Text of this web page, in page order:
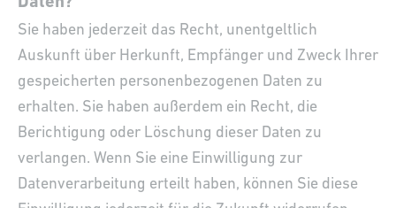
Sie haben jederzeit das Recht, unentgeltlich
Auskunft über Herkunft, Empfänger und Zweck Ihrer
gespeicherten personenbezogenen Daten zu
erhalten. Sie haben außerdem ein Recht, die
Berichtigung oder Löschung dieser Daten zu
verlangen. Wenn Sie eine Einwilligung zur
Datenverarbeitung erteilt haben, können Sie diese